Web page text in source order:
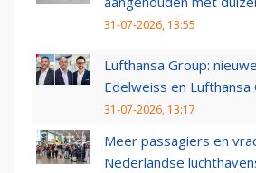
31-07-2026, 13:55
Lufthansa Group:
Edelweiss en Lufthansa
31-07-2026, 13:17
Meer passagiers en
Nederlandse